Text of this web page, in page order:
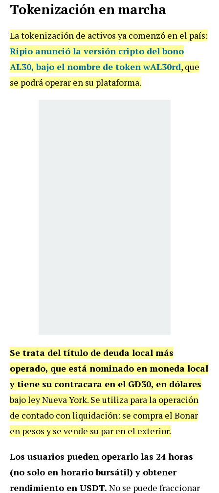
Tokenización en marcha
La tokenización de activos ya comenzó en el país:
Ripio anunció la versión cripto del bono
AL30, bajo el nombre de token wAL30rd, que
se podrá operar en su plataforma.
Se trata del título de deuda local más
operado, que está nominado en moneda local
y tiene su contracara en el GD30, en dólares
bajo ley Nueva York. Se utiliza para la operación
de contado con liquidación: se compra el Bonar
en pesos y se vende su par en el exterior.
Los usuarios pueden operarlo las 24 horas
(no solo en horario bursátil) y obtener
rendimiento en USDT. No se puede fraccionar